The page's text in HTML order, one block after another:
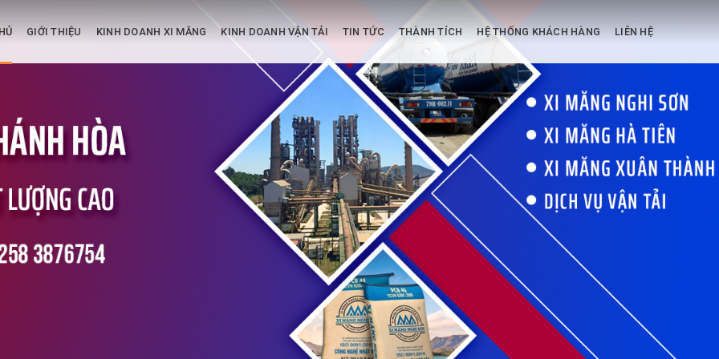
GIỚI THIỆU KINH DOANH XI MĂNG KINH DOANH VẬN TẢI TIN TỨC THÀNH TÍCH HỆ THỐNG KHÁCH HÀNG LIÊN HỆ